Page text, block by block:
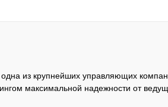
из крупнейших управляющих
максимальной надежности от